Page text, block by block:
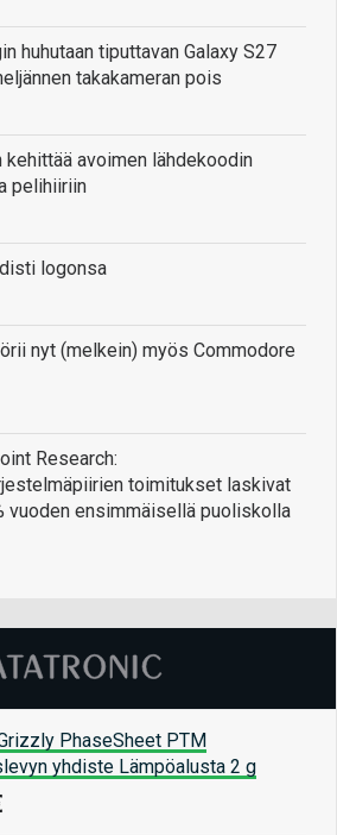
huhutaan tiputtavan Galaxy S27
takakameran pois
kehittää avoimen lähdekoodin
pelihiiriin
logonsa
nyt (melkein) myös Commodore
Research:
toimitukset laskivat
vuoden ensimmäisellä puoliskolla
PhaseSheet PTM
yhdiste Lämpöalusta 2 g